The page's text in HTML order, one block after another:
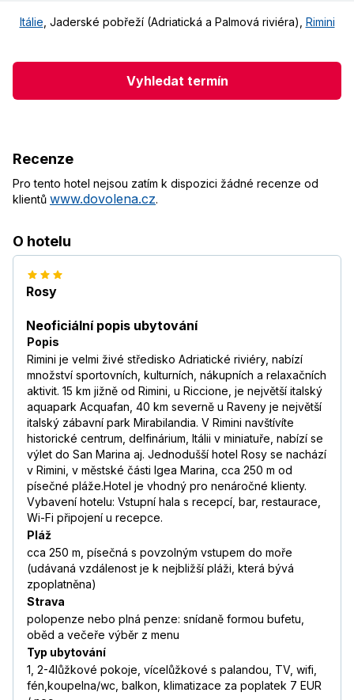
Itálie Jaderské pobřeží (Adriatická a Palmová riviéra) Rimini
Vyhledat termín
Recenze
Pro tento hotel nejsou zatím k dispozici žádné recenze od
klientů www.dovolena.cz.
O hotelu
Rosy
Neoficiální popis ubytování
Popis
Rimini je velmi živé středisko Adriatické riviéry, nabízí
množství sportovních, kulturních, nákupních a relaxačních
aktivit. 15 km jižně od Rimini, u Riccione, je největší italský
aquapark Acquafan, 40 km severně u Raveny je největší
italský zábavní park Mirabilandia. V Rimini navštívíte
historické centrum, delfinárium, Itálii v miniatuře, nabízí se
výlet do San Marina aj. Jednodušší hotel Rosy se nachází
v Rimini, v městské části Igea Marina, cca 250 m od
písečné pláže.Hotel je vhodný pro nenáročné klienty.
Vybavení hotelu: Vstupní hala s recepcí, bar, restaurace,
Wi-Fi připojení u recepce.
Pláž
cca 250 m, písečná s povzolným vstupem do moře
(udávaná vzdálenost je k nejbližší pláži, která bývá
zpoplatněna)
Strava
polopenze nebo plná penze: snídaně formou bufetu,
oběd a večeře výběr z menu
Typ ubytování
1, 2-4lůžkové pokoje, vícelůžkové s palandou, TV, wifi,
fén,koupelna/wc, balkon, klimatizace za poplatek 7 EUR